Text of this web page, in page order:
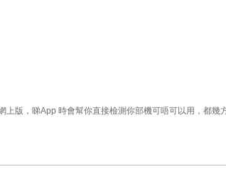
版，睇App 時會幫你直接檢測你部機可唔可以用，都幾